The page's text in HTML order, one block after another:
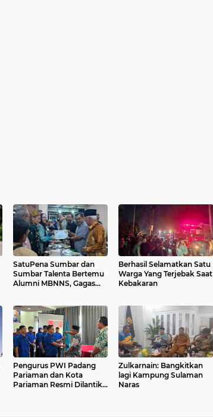
SatuPena Sumbar dan
Sumbar Talenta Bertemu
Alumni MBNNS, Gagas
Budaya
Berhasil Selamatkan Satu
Warga Yang Terjebak Saat
Kebakaran
Pengurus PWI Padang
Pariaman dan Kota
Pariaman Resmi Dilantik,
Zulkarnain: Bangkitkan
lagi Kampung Sulaman
Naras